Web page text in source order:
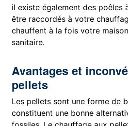
il existe également des poêles
être raccordés à votre
chauffent à la fois votre
sanitaire.
Avantages et
pellets
Les pellets sont une forme de
constituent une bonne